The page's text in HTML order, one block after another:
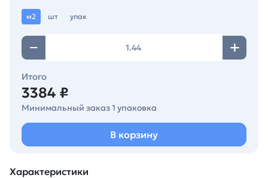
м2 шт упак
Итого
3384 ₽
Минимальный заказ 1 упаковка
В корзину
Характеристики